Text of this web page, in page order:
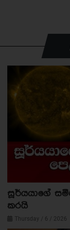
සූර්යයාගේ
කරයි
Thursday / 6 / 2026